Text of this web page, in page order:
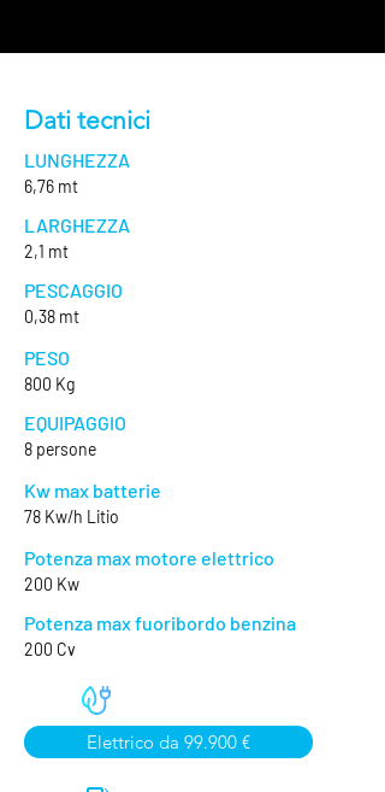
Dati tecnici
LUNGHEZZA
6,76 mt
LARGHEZZA
2,1 mt
PESCAGGIO
0,38 mt
PESO
800 Kg
EQUIPAGGIO
8 persone
Kw max batterie
78 Kw/h Litio
Potenza max motore elettrico
200 Kw
Potenza max fuoribordo benzina
200 Cv
Elettrico da 99.900 €